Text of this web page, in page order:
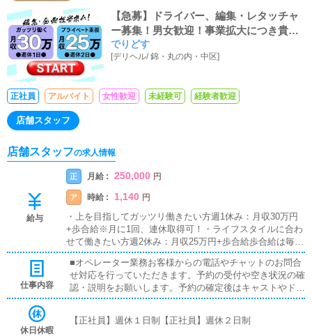
【急募】ドライバー、編集・レタッチャ
ー募集！男女歓迎！事業拡大につき貴方
の力を貸してください！正社員：月収25
万円～・アルバイト：時給1140円～週休
でりどす
[デリヘル/錦・丸の内・中区]
正社員 アルバイト 女性歓迎 未経験可 経験者歓迎
店舗スタッフ
店舗スタッフの求人情報
給与
正 月給 : 250,000 円
ア 時給 : 1,140 円
・上を目指してガッツリ働きたい方週1休み：月収30万円
+歩合給※月に1回、連休取得可！・ライフスタイルに合わ
せて働きたい方週2休み：月収25万円+歩合給歩合給は毎月
支給されます。実績に合わせて評価するため頑張った分の
お給料が反映されます。基本給に関してもステップアップ
に合わせたお給料をご用意しております。■内勤/経理担当
の給与例(入社10年)基本給: 40万円役職手当:15万円総額: 5
30万円役職手当: 10万円総額: 40万円
仕事内容
■オペレーター業務お客様からの電話やチャットのお問合
せ対応を行っていただきます。予約の受付や空き状況の確
認・説明をお願いします。予約の確定後はキャストやドラ
イバーに通達します。配送手配をお願いいたします。簡単
で、未経験でも安心して働けます。 ■PC更新業務ヘブン
休日休暇
【正社員】週休１日制【正社員】週休２日制